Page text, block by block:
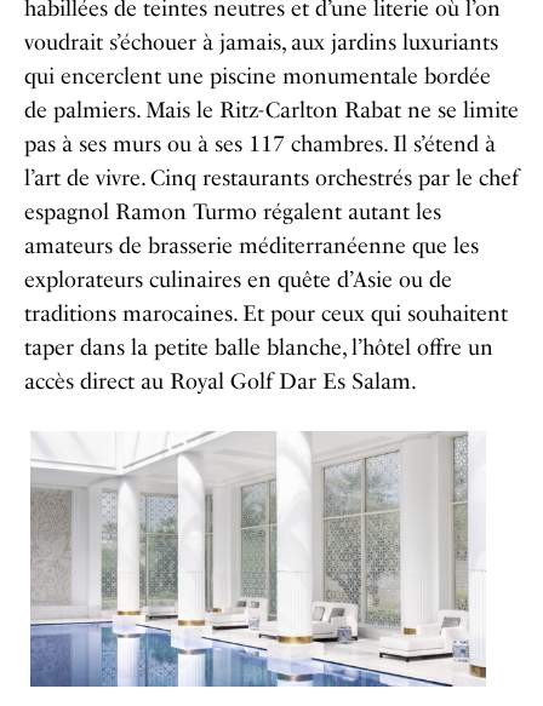
habillées de teintes neutres et d’une literie où l’on
voudrait s’échouer à jamais, aux jardins luxuriants
qui encerclent une piscine monumentale bordée
de palmiers. Mais le Ritz-Carlton Rabat ne se limite
pas à ses murs ou à ses 117 chambres. Il s’étend à
l’art de vivre. Cinq restaurants orchestrés par le chef
espagnol Ramon Turmo régalent autant les
amateurs de brasserie méditerranéenne que les
explorateurs culinaires en quête d’Asie ou de
traditions marocaines. Et pour ceux qui souhaitent
taper dans la petite balle blanche, l’hôtel offre un
accès direct au Royal Golf Dar Es Salam.